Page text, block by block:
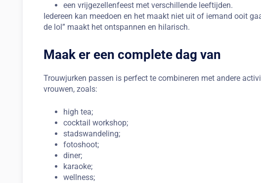
een vrijgezellenfeest met verschillende leeftijden.
Iedereen kan meedoen en het maakt niet uit of iemand ooit
de lol” maakt het ontspannen en hilarisch.
Maak er een complete dag van
Trouwjurken passen is perfect te combineren met andere
vrouwen, zoals:
high tea;
cocktail workshop;
stadswandeling;
fotoshoot;
diner;
karaoke;
wellness;